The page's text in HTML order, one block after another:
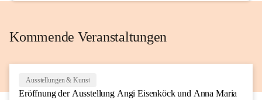
Kommende Veranstaltungen
AUG
Ausstellungen & Kunst
Eröffnung der Ausstellung Angi Eisenköck und Anna Maria